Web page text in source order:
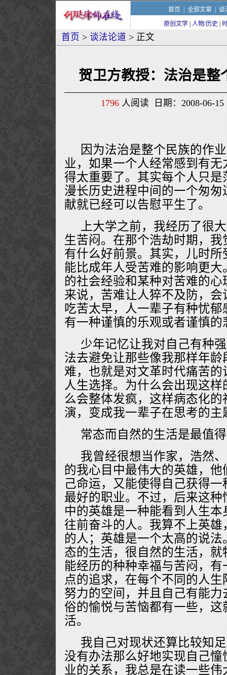
首页 全部文章| 谈
原创文学 人物/历史
首页 > 谈法论道 > 正文
贺卫方教授：法治是整
1796人阅读 日期：2008-06-15
因为法治是整个民族的作
业，如果一个人经常感到有
得太重要了。其实每个人只
漫长历史进程中间的一个匆
献就已经可以告慰平生了。
上大学之前，我经历了很
生苦闷。在那个浩劫时期，
有什么好前景。其实，儿时
能比成年人受苦难的影响更
的社会经验和某种对苦难的
来说，苦难让人猝不及防，
吃苦太早，人一辈子有种忧
有一种谨慎的乐观或者谨慎的
少年记忆让我对自己有种
法去避免让那些像我那样年
难，也就是对文革时代痛苦
人生选择。为什么会出现这
么会整体发疯，这样病态化
演，变成我一辈子在思考的主
常态而自然的生活是最值
我曾经很想当作家，浩然
的我心目中最伟大的英雄，
己命运，又能使得自己获得
最好的职业。不过，后来这
中的英雄是一种能看到人生
往前奋斗的人。我算不上英
的人；英雄是一个太高的说
态的生活，很自然的生活，
能经历的种种幸福与苦闷，
点的追求，在每个不同的人
努力的空间，并且自己有能
俗的愉悦与苦恼都有一些，
活。
我自己对现状还算比较知
没有办法那么好地实现自己
业的关系，我总是在读一些